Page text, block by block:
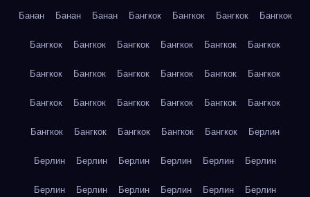
Банан Банан Банан Бангкок Бангкок Бангкок Бангкок
Бангкок Бангкок Бангкок Бангкок Бангкок Бангкок
Бангкок Бангкок Бангкок Бангкок Бангкок Бангкок
Бангкок Бангкок Бангкок Бангкок Бангкок Бангкок
Бангкок Бангкок Бангкок Бангкок Бангкок Берлин
Берлин Берлин Берлин Берлин Берлин Берлин
Берлин Берлин Берлин Берлин Берлин Берлин